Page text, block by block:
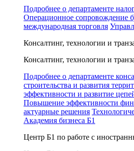
Подробнее о департаменте
Операционное сопровождение
международная торговля
Консалтинг, технологии и
Консалтинг, технологии и
Подробнее о департаменте
строительства и развития
эффективности и развитие
Повышение эффективности
актуарные решения
Академия бизнеса Б1
Центр Б1 по работе с